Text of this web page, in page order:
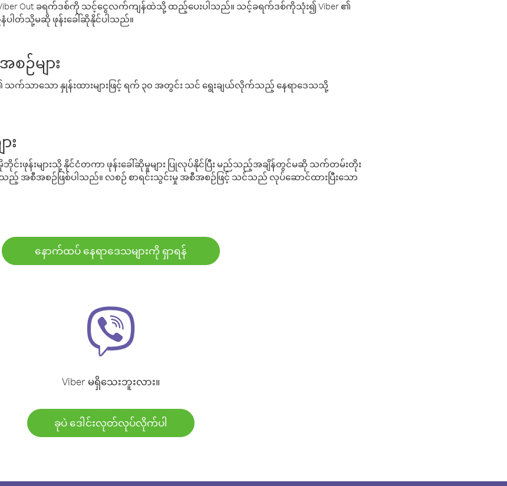
Out ခရက်ဒစ်ကို သင့်ငွေလက်ကျန်ထဲသို့ ထည့်ပေးပါသည်။ သင့်ခရက်ဒစ်ကိုသုံး၍ Viber ၏
နံပါတ်သို့မဆို ဖုန်းခေါ်ဆိုနိုင်ပါသည်။
ဉ်များ
သက်သာသော နှုန်းထားများဖြင့် ရက် ၃၀ အတွင်း သင် ရွေးချယ်လိုက်သည့် နေရာဒေသသို့
း
ဘိုင်းဖုန်းများသို့ နိုင်ငံတကာ ဖုန်းခေါ်ဆိုမှုများ ပြုလုပ်နိုင်ပြီး မည်သည့်အချိန်တွင်မဆို သက်တမ်းတိုး
အစီအစဉ်ဖြစ်ပါသည်။ လစဉ် စာရင်းသွင်းမှု အစီအစဉ်ဖြင့် သင်သည် လုပ်ဆောင်ထားပြီးသော
နောက်ထပ် နေရာဒေသများကို ရှာရန်
Viber မရှိသေးဘူးလား။
ခုပဲ ဒေါင်းလုတ်လုပ်လိုက်ပါ